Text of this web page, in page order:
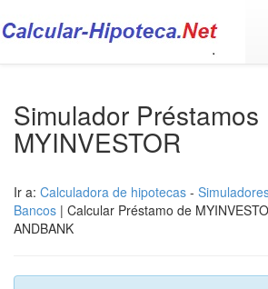
Simulador Préstamos
MYINVESTOR
Ir a: Calculadora de hipotecas -
Bancos | Calcular Préstamo de
ANDBANK